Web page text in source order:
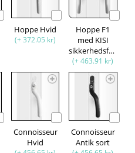
Hoppe Hvid
(+ 372.05 kr)
Hoppe F1
med KISI
sikkerhedsfunktion
(+ 463.91 kr)
Connoisseur
Hvid
Connoisseur
Antik sort